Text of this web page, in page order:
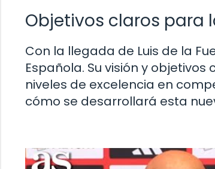
Objetivos claros para
Con la llegada de Luis de la
Española. Su visión y
niveles de excelencia en
cómo se desarrollará esta